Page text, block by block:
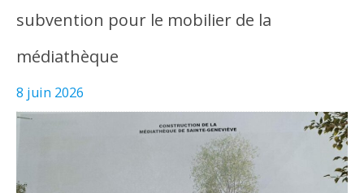
subvention pour le mobilier de la
médiathèque
8 juin 2026